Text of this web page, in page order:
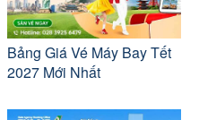
Bảng Giá Vé Máy Bay Tết
2027 Mới Nhất